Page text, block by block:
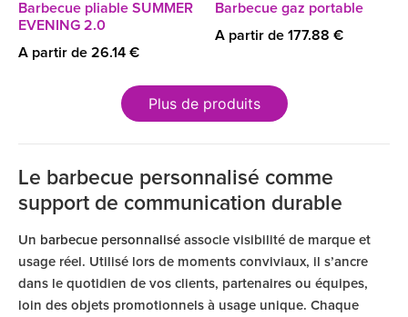
Barbecue pliable SUMMER
EVENING 2.0
A partir de 26.14 €
Barbecue gaz portable
A partir de 177.88 €
Plus de produits
Le barbecue personnalisé comme
support de communication durable
Un barbecue personnalisé associe visibilité de marque et
usage réel. Utilisé lors de moments conviviaux, il s’ancre
dans le quotidien de vos clients, partenaires ou équipes,
loin des objets promotionnels à usage unique. Chaque